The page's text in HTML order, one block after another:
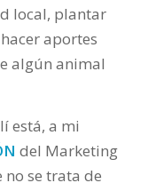
local, plantar
aportes
algún animal
está, a mi
del Marketing
se trata de